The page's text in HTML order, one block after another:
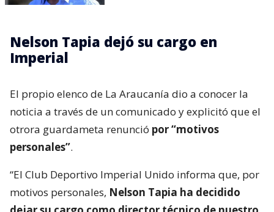
Nelson Tapia dejó su cargo en
Imperial
El propio elenco de La Araucanía dio a conocer la
noticia a través de un comunicado y explicitó que el
otrora guardameta renunció por “motivos
personales”.
“El Club Deportivo Imperial Unido informa que, por
motivos personales, Nelson Tapia ha decidido